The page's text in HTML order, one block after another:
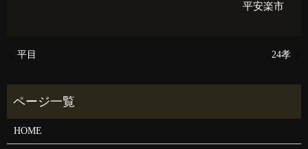
平安楽市
平目 24孝
HOME